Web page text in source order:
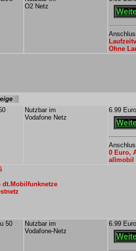
O2 Netz
Ohne
Nutzbar im
Vodafone Netz
6.99 Euro
0 Euro,
allmobil
dt.Mobilfunknetze
50
Nutzbar im
Vodafone-Netz
6.99 Euro